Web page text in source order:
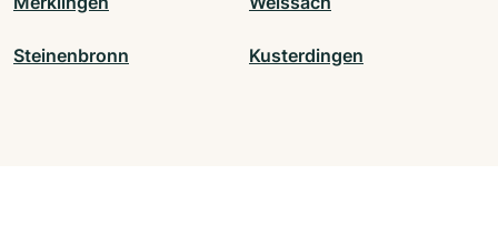
Steinenbronn Kusterdingen